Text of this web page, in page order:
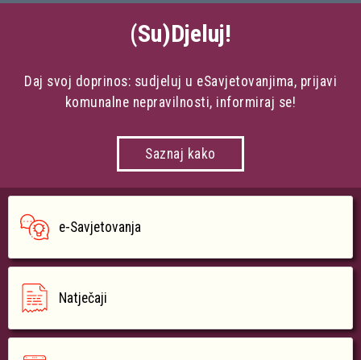
(Su)Djeluj!
Daj svoj doprinos: sudjeluj u eSavjetovanjima, prijavi
komunalne nepravilnosti, informiraj se!
Saznaj kako
e-Savjetovanja
Natječaji